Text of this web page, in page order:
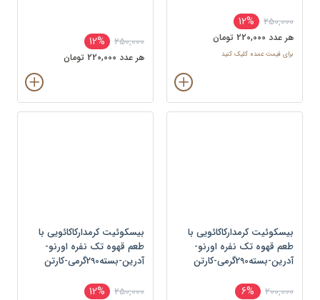
250,000
12%
هر عدد 220,000 تومان
برای قیمت عمده کلیک کنید
250,000
12%
هر عدد 220,000 تومان
بیسکوئیت کرمدارکاکائویی با
طعم قهوه تک نفره اورنو-
آدرین-بسته290گرمی-کارتن
200,000
6%
بیسکوئیت کرمدارکاکائویی با
طعم قهوه تک نفره اورنو-
آدرین-بسته290گرمی-کارتن
250,000
12%